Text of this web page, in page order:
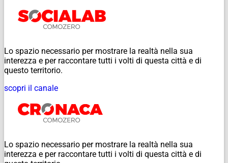
Lo spazio necessario per mostrare la realtà nella sua
interezza e per raccontare tutti i volti di questa città e di
questo territorio.
scopri il canale
Lo spazio necessario per mostrare la realtà nella sua
interezza e per raccontare tutti i volti di questa città e di